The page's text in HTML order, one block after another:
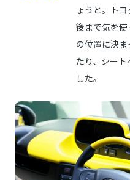
ょうと。ト
後まで気を
の位置に決
たり、シー
した。